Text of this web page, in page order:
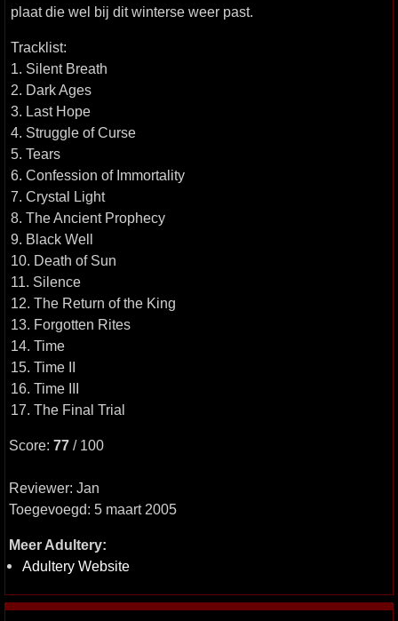
plaat die wel bij dit winterse weer past.
Tracklist:
1. Silent Breath
2. Dark Ages
3. Last Hope
4. Struggle of Curse
5. Tears
6. Confession of Immortality
7. Crystal Light
8. The Ancient Prophecy
9. Black Well
10. Death of Sun
11. Silence
12. The Return of the King
13. Forgotten Rites
14. Time
15. Time II
16. Time III
17. The Final Trial
Score: 77 / 100
Reviewer: Jan
Toegevoegd: 5 maart 2005
Meer Adultery:
Adultery Website